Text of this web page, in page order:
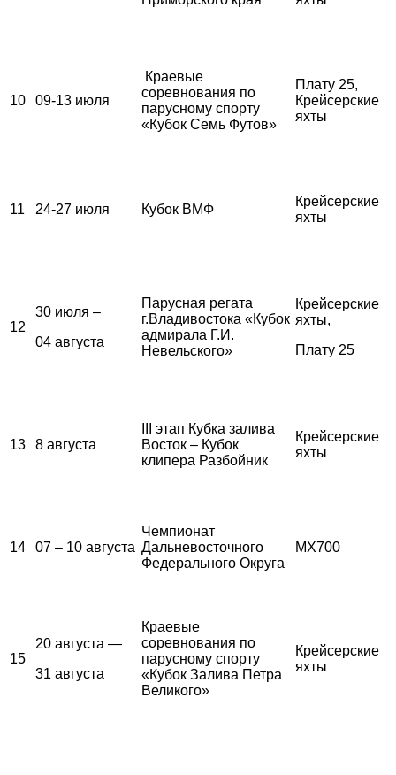
10 09-13 июля
Краевые
соревнования по
парусному спорту
«Кубок Семь Футов»
Плату 25,
Крейсерские
яхты
11 24-27 июля Кубок ВМФ
Крейсерские
яхты
12
30 июля –
04 августа
Парусная регата
г.Владивостока «Кубок
адмирала Г.И.
Невельского»
Крейсерские
яхты,
Плату 25
13 8 августа
III этап Кубка залива
Восток – Кубок
клипера Разбойник
Крейсерские
яхты
14 07 – 10 августа
Чемпионат
Дальневосточного
Федерального Округа
MX700
15
20 августа —
31 августа
Краевые
соревнования по
парусному спорту
«Кубок Залива Петра
Великого»
Крейсерские
яхты